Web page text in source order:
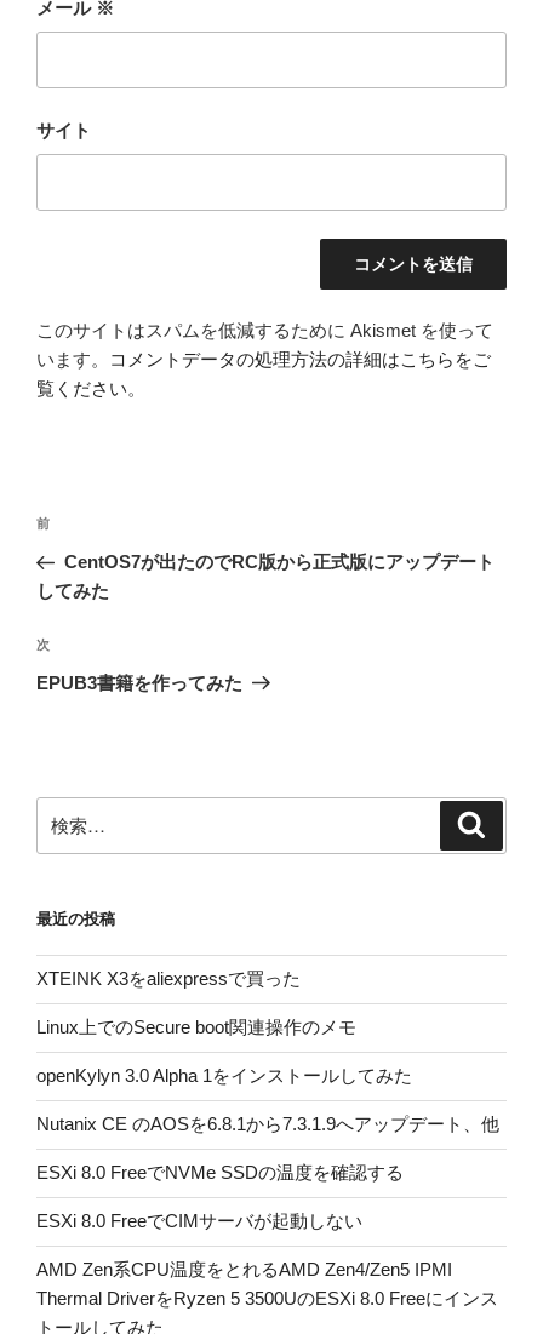
メール ※
サイト
このサイトはスパムを低減するために Akismet を使って
います。
コメントデータの処理方法の詳細はこちらをご
覧ください。
投
ナ
ゲ
ー
前
の
投
前
CentOS7が出たのでRC版から正式版にアップデート
してみた
次
の
次
EPUB3書籍を作ってみた
索:
最近の投稿
XTEINK X3をaliexpressで買った
Linux上でのSecure boot関連操作のメモ
openKylyn 3.0 Alpha 1をインストールしてみた
Nutanix CE のAOSを6.8.1から7.3.1.9へアップデート、他
ESXi 8.0 FreeでNVMe SSDの温度を確認する
ESXi 8.0 FreeでCIMサーバが起動しない
AMD Zen系CPU温度をとれるAMD Zen4/Zen5 IPMI
Thermal DriverをRyzen 5 3500UのESXi 8.0 Freeにインス
トールしてみた